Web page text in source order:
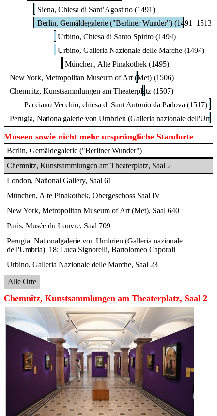
Siena, Chiesa di Sant’Agostino (1491)
Berlin, Gemäldegalerie ("Berliner Wunder") (1491–1513)
Urbino, Chiesa di Santo Spirito (1494)
Urbino, Galleria Nazionale delle Marche (1494)
München, Alte Pinakothek (1495)
New York, Metropolitan Museum of Art (Met) (1506)
Chemnitz, Kunstsammlungen am Theaterplatz (1507)
Pacciano Vecchio, chiesa di Sant Antonio da Padova (1517)
Perugia, Nationalgalerie von Umbrien (Galleria nazionale
Museen sowie nicht mehr ursprüngliche Standorte
Berlin, Gemäldegalerie ("Berliner Wunder")
Chemnitz, Kunstsammlungen am Theaterplatz, Saal 2
London, National Gallery, Saal 61
München, Alte Pinakothek, Obergeschoss Saal IV
New York, Metropolitan Museum of Art (Met), Saal 640
Paris, Musée du Louvre, Saal 709
Perugia, Nationalgalerie von Umbrien (Galleria nazionale
dell'Umbria), 18: Luca Signorelli, Bartolomeo Caporali
Urbino, Galleria Nazionale delle Marche, Saal 23
Alle Orte
Chemnitz, Kunstsammlungen am Theaterplatz, Saal 2